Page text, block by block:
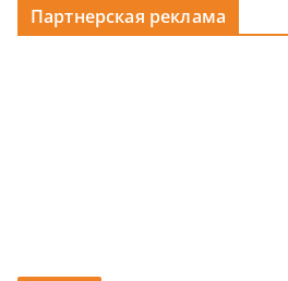
Партнерская реклама